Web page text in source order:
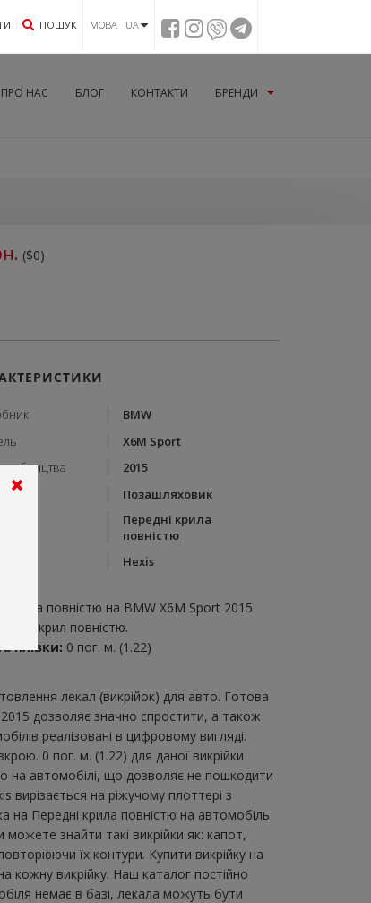
ПОШУК МОВА UA
ПРО НАС БЛОГ КОНТАКТИ БРЕНДИ
($0)
BMW
X6M Sport
2015
Позашляховик
Передні крила
повністю
Hexis
крила повністю на BMW X6M Sport 2015
для крил повністю.
плівки: 0 пог. м. (1.22)
лекал (викрійок) для авто. Готова
2015 дозволяє значно спростити, а також
реалізовані в цифровому вигляді.
0 пог. м. (1.22) для даної викрійки
на автомобілі, що дозволяє не пошкодити
вирізається на ріжучому плоттері з
на Передні крила повністю на автомобіль
знайти такі викрійки як: капот,
їх контури. Купити викрійку на
кожну викрійку. Наш каталог постійно
немає в базі, лекала можуть бути